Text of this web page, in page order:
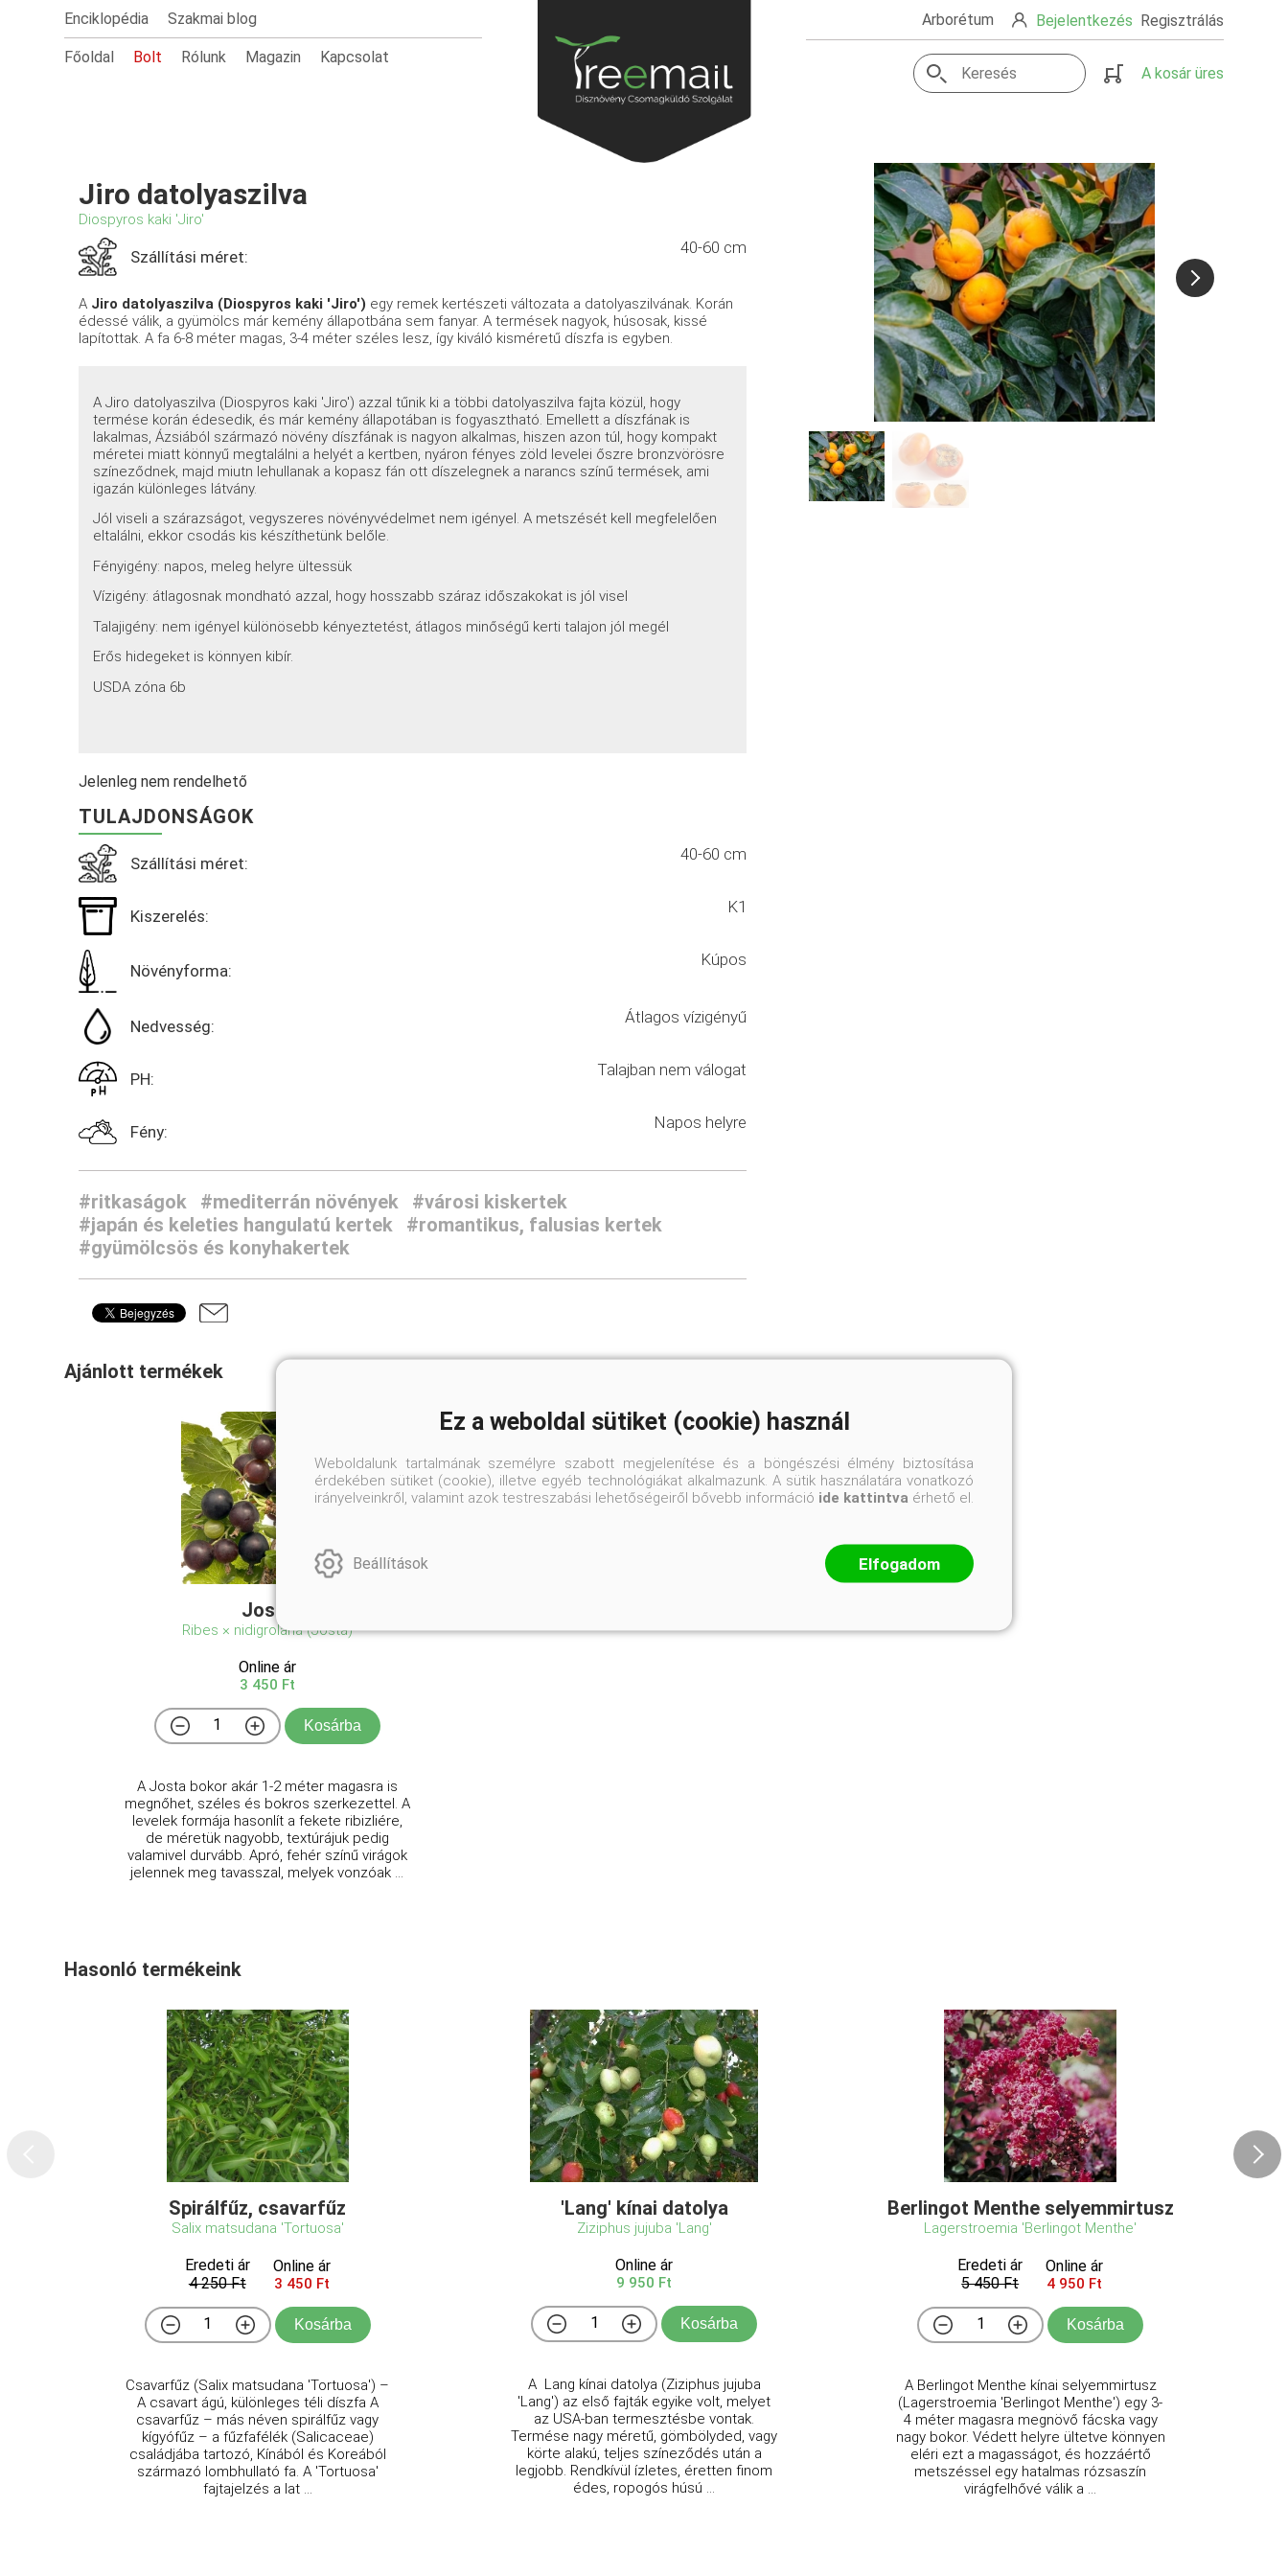
Enciklopédia Szakmai blog
Főoldal Bolt Rólunk Magazin Kapcsolat
Arborétum Bejelentkezés Regisztrálás
A kosár üres
Jiro datolyaszilva
Diospyros kaki 'Jiro'
Szállítási méret: 40-60 cm
A Jiro datolyaszilva (Diospyros kaki 'Jiro') egy remek kertészeti változata a datolyaszilvának. Korán
édessé válik, a gyümölcs már kemény állapotbána sem fanyar. A termések nagyok, húsosak, kissé
lapítottak. A fa 6-8 méter magas, 3-4 méter széles lesz, így kiváló kisméretű díszfa is egyben.
A Jiro datolyaszilva (Diospyros kaki 'Jiro') azzal tűnik ki a többi datolyaszilva fajta közül, hogy
termése korán édesedik, és már kemény állapotában is fogyasztható. Emellett a díszfának is
lakalmas, Ázsiából származó növény díszfának is nagyon alkalmas, hiszen azon túl, hogy kompakt
méretei miatt könnyű megtalálni a helyét a kertben, nyáron fényes zöld levelei őszre bronzvörösre
színeződnek, majd miutn lehullanak a kopasz fán ott díszelegnek a narancs színű termések, ami
igazán különleges látvány.
Jól viseli a szárazságot, vegyszeres növényvédelmet nem igényel. A metszését kell megfelelően
eltalálni, ekkor csodás kis készíthetünk belőle.
Fényigény: napos, meleg helyre ültessük
Vízigény: átlagosnak mondható azzal, hogy hosszabb száraz időszakokat is jól visel
Talajigény: nem igényel különösebb kényeztetést, átlagos minőségű kerti talajon jól megél
Erős hidegeket is könnyen kibír.
USDA zóna 6b
Jelenleg nem rendelhető
TULAJDONSÁGOK
Szállítási méret: 40-60 cm
Kiszerelés: K1
Növényforma:
Kúpos
Nedvesség: Átlagos vízigényű
PH: Talajban nem válogat
Fény: Napos helyre
#ritkaságok #mediterrán növények
#városi kiskertek
#japán és keleties hangulatú kertek
#romantikus, falusias kertek
#gyümölcsös és konyhakertek
Ajánlott termékek
Josta
Ribes × nidigrolaria (Josta)
Online ár
3 450 Ft
Kosárba
A Josta bokor akár 1-2 méter magasra is
megnőhet, széles és bokros szerkezettel. A
levelek formája hasonlít a fekete ribizliére,
de méretük nagyobb, textúrájuk pedig
valamivel durvább. Apró, fehér színű virágok
jelennek meg tavasszal, melyek vonzóak ...
Hasonló termékeink
Spirálfűz, csavarfűz
Salix matsudana 'Tortuosa'
Eredeti ár
4 250 Ft
Online ár
3 450 Ft
Kosárba
Csavarfűz (Salix matsudana 'Tortuosa') –
A csavart ágú, különleges téli díszfa A
csavarfűz – más néven spirálfűz vagy
kígyófűz – a fűzfafélék (Salicaceae)
családjába tartozó, Kínából és Koreából
származó lombhullató fa. A 'Tortuosa'
fajtajelzés a lat ...
'Lang' kínai datolya
Ziziphus jujuba 'Lang'
Online ár
9 950 Ft
Kosárba
A Lang kínai datolya (Ziziphus jujuba
'Lang') az első fajták egyike volt, melyet
az USA-ban termesztésbe vontak.
Termése nagy méretű, gömbölyded, vagy
körte alakú, teljes színeződés után a
legjobb. Rendkívül ízletes, éretten finom
édes, ropogós húsú ...
Berlingot Menthe selyemmirtusz
Lagerstroemia 'Berlingot Menthe'
Eredeti ár
5 450 Ft
Online ár
4 950 Ft
Kosárba
A Berlingot Menthe kínai selyemmirtusz
(Lagerstroemia 'Berlingot Menthe') egy 3-
4 méter magasra megnövő fácska vagy
nagy bokor. Védett helyre ültetve könnyen
eléri ezt a magasságot, és hozzáértő
metszéssel egy hatalmas rózsaszín
virágfelhővé válik a ...
Ez a weboldal sütiket (cookie) használ
Weboldalunk tartalmának személyre szabott megjelenítése és a böngészési élmény biztosítása
érdekében sütiket (cookie), illetve egyéb technológiákat alkalmazunk. A sütik használatára vonatkozó
irányelveinkről, valamint azok testreszabási lehetőségeiről bővebb információ ide kattintva érhető el.
Beállítások Elfogadom